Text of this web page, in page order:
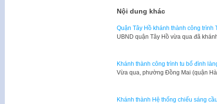
Nội dung khác
Quận Tây Hồ khánh thành công trình
UBND quận Tây Hồ vừa qua đã
Khánh thành công trình tu bổ đình
Vừa qua, phường Đồng Mai (quận
Khánh thành Hệ thống chiếu sáng